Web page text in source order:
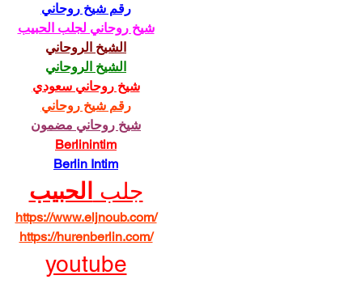
رقم شيخ روحاني
شيخ روحاني لجلب الحبيب
الشيخ الروحاني
الشيخ الروحاني
شيخ روحاني سعودي
رقم شيخ روحاني
شيخ روحاني مضمون
Berlinintim
Berlin Intim
جلب الحبيب
https://www.eljnoub.com/
https://hurenberlin.com/
youtube